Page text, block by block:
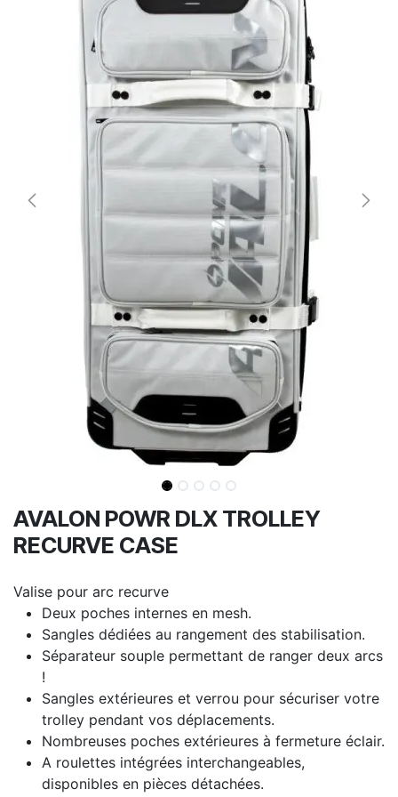
AVALON POWR DLX TROLLEY
RECURVE CASE
Valise pour arc recurve
Deux poches internes en mesh.
Sangles dédiées au rangement des stabilisation.
Séparateur souple permettant de ranger deux arcs
!
Sangles extérieures et verrou pour sécuriser votre
trolley pendant vos déplacements.
Nombreuses poches extérieures à fermeture éclair.
A roulettes intégrées interchangeables,
disponibles en pièces détachées.